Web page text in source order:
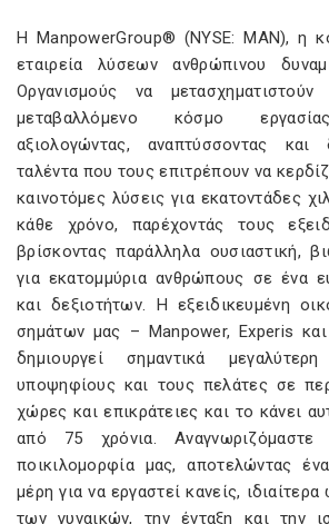
Η ManpowerGroup® (NYSE: MAN), η
εταιρεία λύσεων ανθρώπινου
Οργανισμούς να
μεταβαλλόμενο κόσμο
αξιολογώντας, αναπτύσσοντας και
ταλέντα που τους επιτρέπουν να
καινοτόμες λύσεις για εκατοντάδες
κάθε χρόνο, παρέχοντάς τους
βρίσκοντας παράλληλα ουσιαστική,
για εκατομμύρια ανθρώπους σε ένα
και δεξιοτήτων. Η εξειδικευμένη
σημάτων μας – Manpower, Experis
δημιουργεί σημαντικά
υποψηφίους και τους πελάτες σε
χώρες και επικράτειες και το κάνει
από 75 χρόνια.
ποικιλομορφία μας, αποτελώντας
μέρη για να εργαστεί κανείς,
των γυναικών, την ένταξη και την